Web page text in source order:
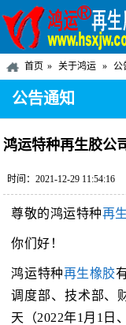
首页 关于鸿运 公
公告通知
鸿运特种再生胶公
时间：2021-12-29 11:54:16
尊敬的鸿运特种再
你们好！
鸿运特种再生橡胶
调度部、技术部、
天（2022年1月1日